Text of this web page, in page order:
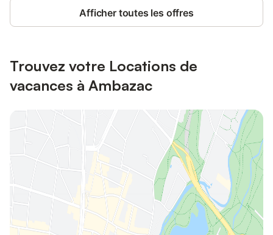
Afficher toutes les offres
Trouvez votre Locations de
vacances à Ambazac